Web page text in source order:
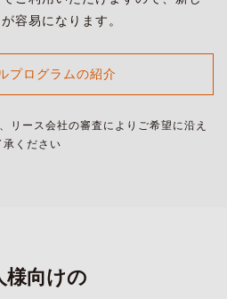
容易になります。
プログラムの紹介
リース会社の審査によりご希望に沿え
ください
様向けの